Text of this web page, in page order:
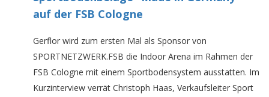
auf der FSB Cologne
Gerflor wird zum ersten Mal als Sponsor von
SPORTNETZWERK.FSB die Indoor Arena im Rahmen der
FSB Cologne mit einem Sportbodensystem ausstatten. Im
Kurzinterview verrät Christoph Haas, Verkaufsleiter Sport